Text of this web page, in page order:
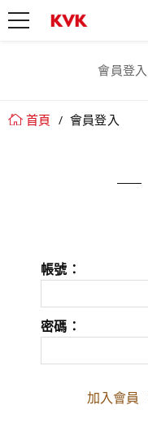
會員登入
首頁 會員登入
帳號：
密碼：
加入會員